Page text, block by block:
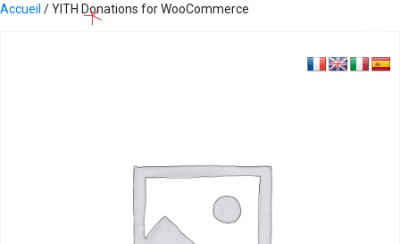
Accueil / YITH Donations for WooCommerce